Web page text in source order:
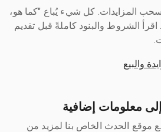
المزايدات. كل شيء يُباع "كما هو،
اقرأ الشروط والبنود كاملةً قبل تقديم
والبيع
معلومات إضافية
موقع الحدث الخاص بنا لمزيد من